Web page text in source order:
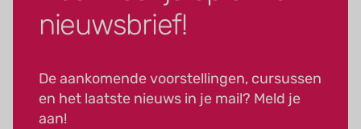
nieuwsbrief!
De aankomende voorstellingen, cursussen
en het laatste nieuws in je mail? Meld je
aan!